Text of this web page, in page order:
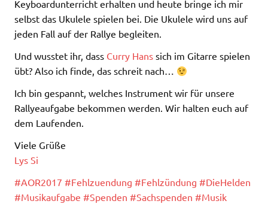
Keyboardunterricht erhalten und heute bringe ich mir
selbst das Ukulele spielen bei. Die Ukulele wird uns auf
jeden Fall auf der Rallye begleiten.
Und wusstet ihr, dass Curry Hans sich im Gitarre spielen
übt? Also ich finde, das schreit nach…
Ich bin gespannt, welches Instrument wir für unsere
Rallyeaufgabe bekommen werden. Wir halten euch auf
dem Laufenden.
Viele Grüße
Lys Si
#AOR2017 #Fehlzuendung #Fehlzündung #DieHelden
#Musikaufgabe #Spenden #Sachspenden #Musik